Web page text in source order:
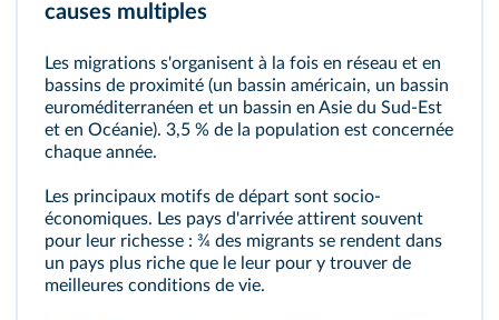
causes multiples
Les migrations s'organisent à la fois en réseau et en
bassins de proximité (un bassin américain, un bassin
euroméditerranéen et un bassin en Asie du Sud-Est
et en Océanie). 3,5 % de la population est concernée
chaque année.
Les principaux motifs de départ sont socio-
économiques. Les pays d'arrivée attirent souvent
pour leur richesse : ¾ des migrants se rendent dans
un pays plus riche que le leur pour y trouver de
meilleures conditions de vie.